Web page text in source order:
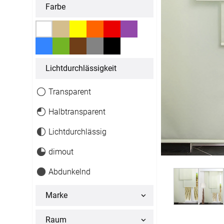
Zubehör
Massanfertigung
Fertiggrössen
Raffrollo
Massanfertigung
Fertiggrössen
Zubehör
Alle Flächenvorhänge
Massanfertigung
Fertiggrössen
Zubehör
Alle
Insektenschutz
Farbe
Licht­durchlässigkeit
Transparent
Halbtransparent
Lichtdurchlässig
dimout
Abdunkelnd
Marke
Raum